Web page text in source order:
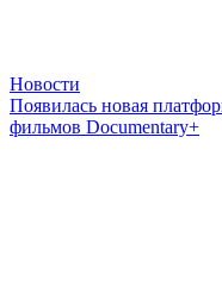
Новости
Появилась новая
фильмов Documentary+